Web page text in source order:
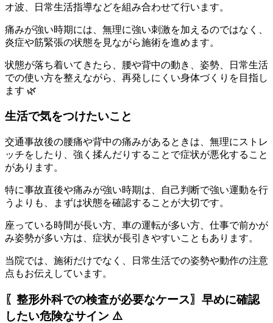
オ波、日常生活指導などを組み合わせて行います。
痛みが強い時期には、無理に強い刺激を加えるのではなく、
炎症や筋緊張の状態を見ながら施術を進めます。
状態が落ち着いてきたら、腰や背中の動き、姿勢、日常生活
での使い方を整えながら、再発しにくい身体づくりを目指し
ます 🌿
生活で気をつけたいこと
交通事故後の腰痛や背中の痛みがあるときは、無理にストレ
ッチをしたり、強く揉んだりすることで症状が悪化すること
があります。
特に事故直後や痛みが強い時期は、自己判断で強い運動を行
うよりも、まずは状態を確認することが大切です。
座っている時間が長い方、車の運転が多い方、仕事で前かが
み姿勢が多い方は、症状が長引きやすいこともあります。
当院では、施術だけでなく、日常生活での姿勢や動作の注意
点もお伝えしています。
〖整形外科での検査が必要なケース〗早めに確認
したい危険なサイン ⚠️